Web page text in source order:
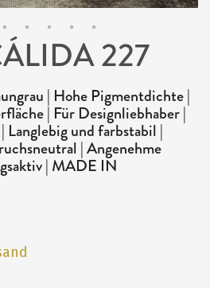
227
| Hohe Pigmentdichte |
| Für Designliebhaber |
und farbstabil |
| Angenehme
| MADE IN